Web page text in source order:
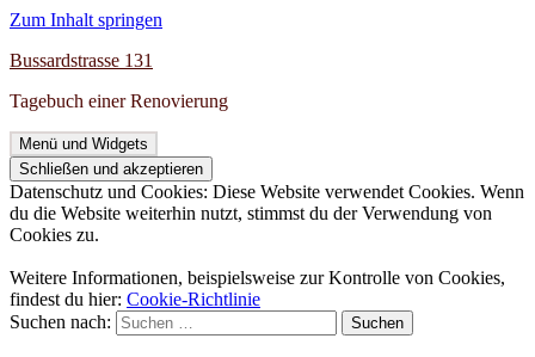
Zum Inhalt springen
Bussardstrasse 131
Tagebuch einer Renovierung
Menü und Widgets
Datenschutz und Cookies: Diese Website verwendet Cookies. Wenn
du die Website weiterhin nutzt, stimmst du der Verwendung von
Cookies zu.
Weitere Informationen, beispielsweise zur Kontrolle von Cookies,
findest du hier: Cookie-Richtlinie
Suchen nach: